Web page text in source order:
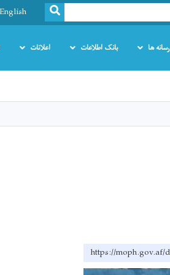
SEARCH
English
رسانه ها بانک اطلاعات اعلانات
https://moph.gov.af/